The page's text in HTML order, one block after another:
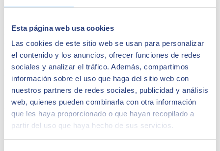
Esta página web usa cookies
Las cookies de este sitio web se usan para personalizar
el contenido y los anuncios, ofrecer funciones de redes
sociales y analizar el tráfico. Además, compartimos
información sobre el uso que haga del sitio web con
nuestros partners de redes sociales, publicidad y análisis
web, quienes pueden combinarla con otra información
que les haya proporcionado o que hayan recopilado a
partir del uso que haya hecho de sus servicios.
incluyendo su ubicación, historial de mantenimiento y programación
de mantenimientos preventivos. Esto ayuda a prolongar la vida útil
de los activos y a reducir los tiempos de inactividad no planificados.
Planificación de mantenimientos
Permite laprogramación eficiente de mantenimientos
preventivos y correctivos
, ayudando a reducir los costos de
mantenimiento y minimizar los tiempos de inactividad.